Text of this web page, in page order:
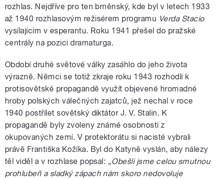
rozhlas. Nejdříve pro ten brněnský, kde byl v letech 1933
až 1940 rozhlasovým režisérem programu Verda Stacio
vysílajícím v esperantu. Roku 1941 přešel do pražské
centrály na pozici dramaturga.
Období druhé světové války zasáhlo do jeho života
výrazně. Němci se totiž zkraje roku 1943 rozhodli k
protisovětské propagandě využít objevené hromadné
hroby polských válečných zajatců, jež nechal v roce
1940 postřílet sovětský diktátor J. V. Stalin. K
propagandě byly zvoleny známé osobnosti z
okupovaných zemí. V protektorátu si nacisté vybrali
právě Františka Kožíka. Byl do Katyně vyslán, aby nálezy
těl viděl a v rozhlase popsal: „Obešli jsme celou smutnou
prohlubeň a sladký zápach nám skoro nedovoluje